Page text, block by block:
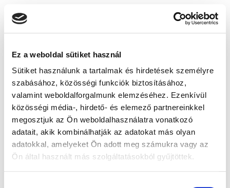
Ez a weboldal sütiket használ
Sütiket használunk a tartalmak és hirdetések személyre
szabásához, közösségi funkciók biztosításához,
valamint weboldalforgalmunk elemzéséhez. Ezenkívül
közösségi média-, hirdető- és elemező partnereinkkel
megosztjuk az Ön weboldalhasználatra vonatkozó
adatait, akik kombinálhatják az adatokat más olyan
adatokkal, amelyeket Ön adott meg számukra vagy az
Ön által használt más szolgáltatásokból gyűjtöttek.